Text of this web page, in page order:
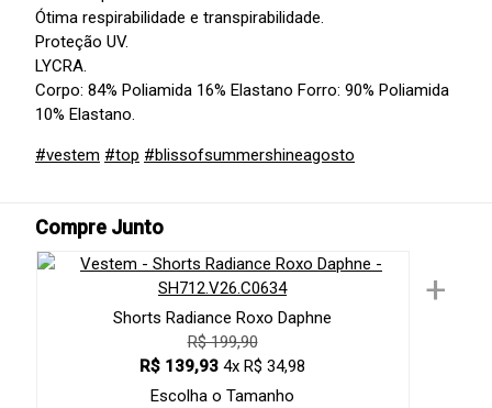
Ótima respirabilidade e transpirabilidade.
Proteção UV.
LYCRA.
Corpo: 84% Poliamida 16% Elastano Forro: 90% Poliamida
10% Elastano.
#vestem #top #blissofsummershineagosto
Compre Junto
Shorts Radiance Roxo Daphne
R$ 199,90
R$ 139,93 4x R$ 34,98
Escolha o Tamanho
+